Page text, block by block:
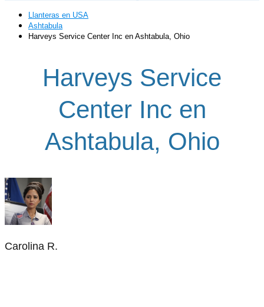
Llanteras en USA
Ashtabula
Harveys Service Center Inc en Ashtabula, Ohio
Harveys Service
Center Inc en
Ashtabula, Ohio
Carolina R.